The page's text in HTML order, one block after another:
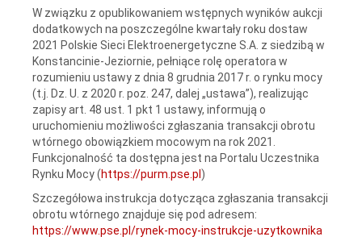
W związku z opublikowaniem wstępnych wyników aukcji
dodatkowych na poszczególne kwartały roku dostaw
2021 Polskie Sieci Elektroenergetyczne S.A. z siedzibą w
Konstancinie-Jeziornie, pełniące rolę operatora w
rozumieniu ustawy z dnia 8 grudnia 2017 r. o rynku mocy
(t.j. Dz. U. z 2020 r. poz. 247, dalej „ustawa”), realizując
zapisy art. 48 ust. 1 pkt 1 ustawy, informują o
uruchomieniu możliwości zgłaszania transakcji obrotu
wtórnego obowiązkiem mocowym na rok 2021.
Funkcjonalność ta dostępna jest na Portalu Uczestnika
Rynku Mocy (https://purm.pse.pl )
Szczegółowa instrukcja dotycząca zgłaszania transakcji
obrotu wtórnego znajduje się pod adresem:
https://www.pse.pl/rynek-mocy-instrukcje-uzytkownika